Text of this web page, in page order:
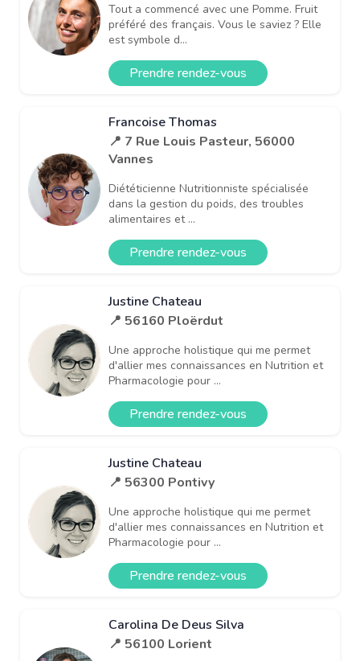
Tout a commencé avec une Pomme. Fruit
préféré des français. Vous le saviez ? Elle
est symbole d...
Prendre rendez-vous
Francoise Thomas
📍 7 Rue Louis Pasteur, 56000
Vannes
Diététicienne Nutritionniste spécialisée
dans la gestion du poids, des troubles
alimentaires et ...
Prendre rendez-vous
Justine Chateau
📍 56160 Ploërdut
Une approche holistique qui me permet
d'allier mes connaissances en Nutrition et
Pharmacologie pour ...
Prendre rendez-vous
Justine Chateau
📍 56300 Pontivy
Une approche holistique qui me permet
d'allier mes connaissances en Nutrition et
Pharmacologie pour ...
Prendre rendez-vous
Carolina De Deus Silva
📍 56100 Lorient